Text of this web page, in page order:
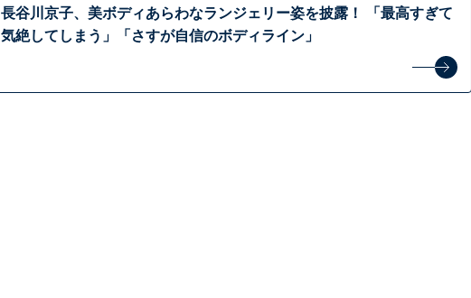
長谷川京子、美ボディあらわなランジェリー姿を披露！ 「最高すぎて
気絶してしまう」「さすが自信のボディライン」